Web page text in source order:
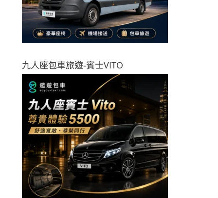
九人座包車旅遊-賓士VITO